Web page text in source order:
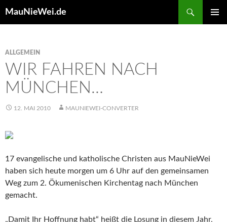
MauNieWei.de
ALLGEMEIN
WIR FAHREN NACH
MÜNCHEN…
12. MAI 2010 MAUNIEWEI-CONVERTER
17 evangelische und katholische Christen aus MauNieWei
haben sich heute morgen um 6 Uhr auf den gemeinsamen
Weg zum 2. Ökumenischen Kirchentag nach München
gemacht.
„Damit Ihr Hoffnung habt“ heißt die Losung in diesem Jahr.